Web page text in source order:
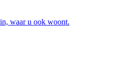
waar u ook woont.